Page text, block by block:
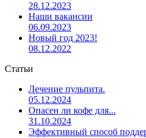
28.12.2023
Наши вакансии
06.09.2023
Новый год 2023!
08.12.2022
Статьи
Лечение пульпита.
05.12.2024
Опасен ли кофе для...
31.10.2024
Эффективный способ